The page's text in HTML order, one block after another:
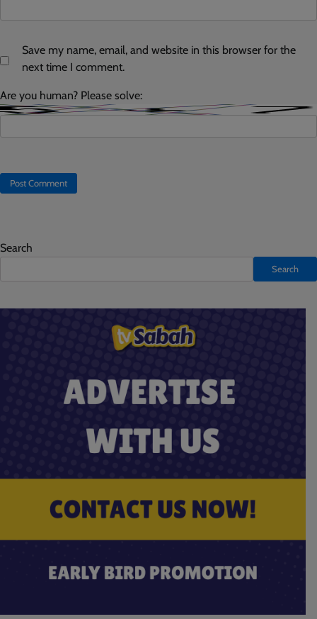
Save my name, email, and website in this browser for the
next time I comment.
Are you human? Please solve:
Search
Search